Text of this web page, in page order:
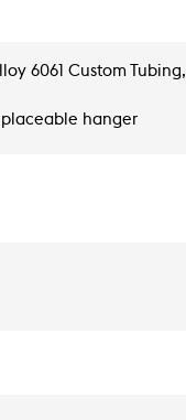
6061 Custom Tubing,
hanger